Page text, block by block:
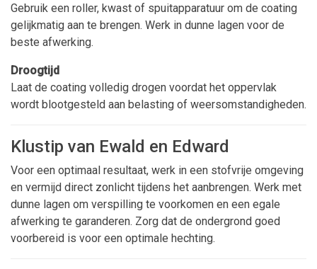
Gebruik een roller, kwast of spuitapparatuur om de coating
gelijkmatig aan te brengen. Werk in dunne lagen voor de
beste afwerking.
Droogtijd
Laat de coating volledig drogen voordat het oppervlak
wordt blootgesteld aan belasting of weersomstandigheden.
Klustip van Ewald en Edward
Voor een optimaal resultaat, werk in een stofvrije omgeving
en vermijd direct zonlicht tijdens het aanbrengen. Werk met
dunne lagen om verspilling te voorkomen en een egale
afwerking te garanderen. Zorg dat de ondergrond goed
voorbereid is voor een optimale hechting.